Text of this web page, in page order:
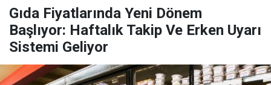
Gıda Fiyatlarında Yeni Dönem
Başlıyor: Haftalık Takip Ve Erken Uyarı
Sistemi Geliyor